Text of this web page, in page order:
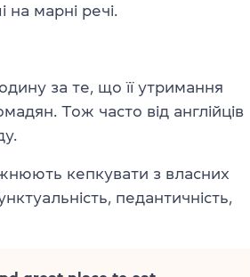
на марні речі.
за те, що її утримання
Тож часто від англійців
кепкувати з власних
педантичність,